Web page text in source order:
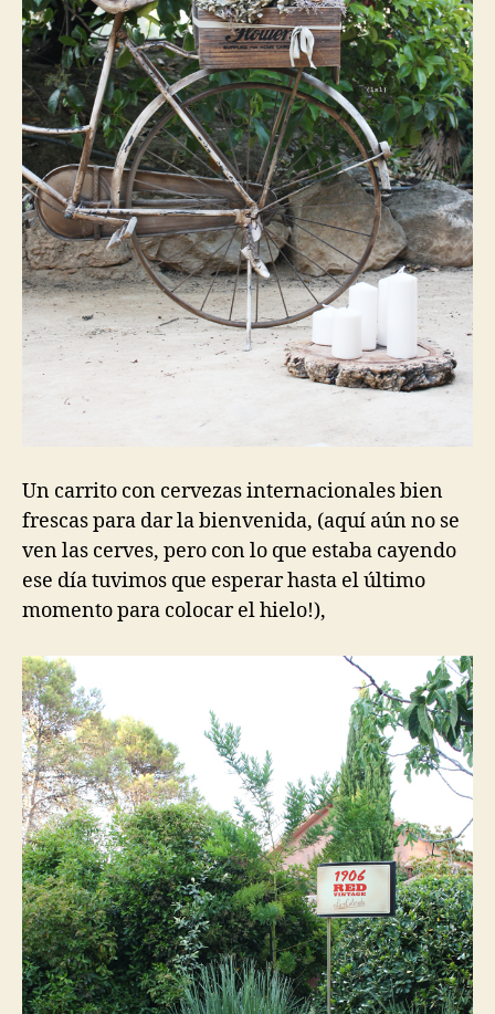
Un carrito con cervezas internacionales bien
frescas para dar la bienvenida, (aquí aún no se
ven las cerves, pero con lo que estaba cayendo
ese día tuvimos que esperar hasta el último
momento para colocar el hielo!),